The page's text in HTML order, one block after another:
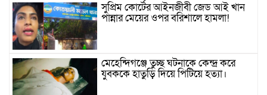
সুপ্রিম কোর্টের আইনজীবী জেড আই খান
পান্নার মেয়ের ওপর বরিশালে হামলা!
মেহেন্দিগঞ্জে তুচ্ছ ঘটনাকে কেন্দ্র করে
যুবককে হাতুড়ি দিয়ে পিটিয়ে হত্যা।